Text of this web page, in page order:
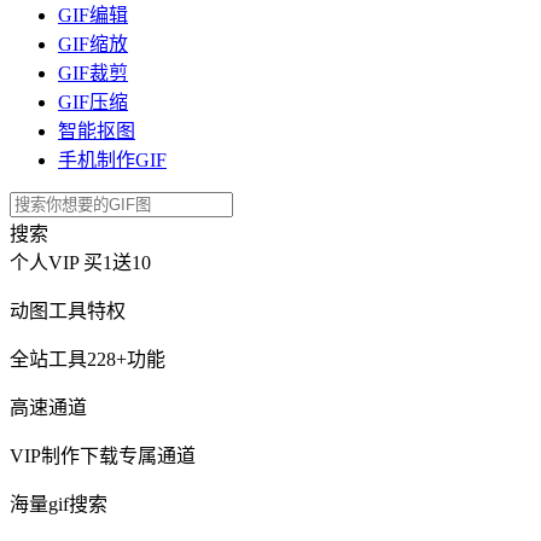
GIF编辑
GIF缩放
GIF裁剪
GIF压缩
智能抠图
手机制作GIF
搜索
个人VIP 买1送10
动图工具特权
全站工具228+功能
高速通道
VIP制作下载专属通道
海量gif搜索